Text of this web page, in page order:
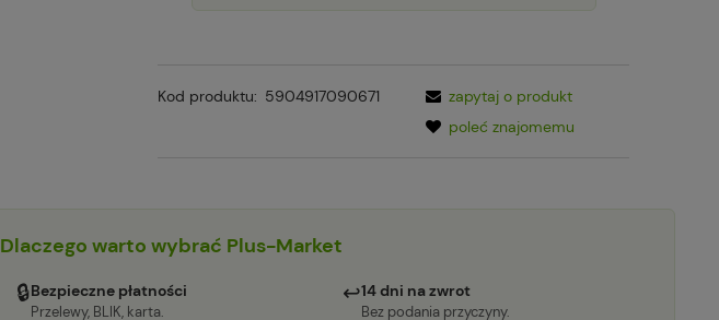
Kod produktu: 5904917090671
zapytaj o produkt
poleć znajomemu
Dlaczego warto wybrać Plus-Market
🔒Bezpieczne płatności
Przelewy, BLIK, karta.
↩14 dni na zwrot
Bez podania przyczyny.